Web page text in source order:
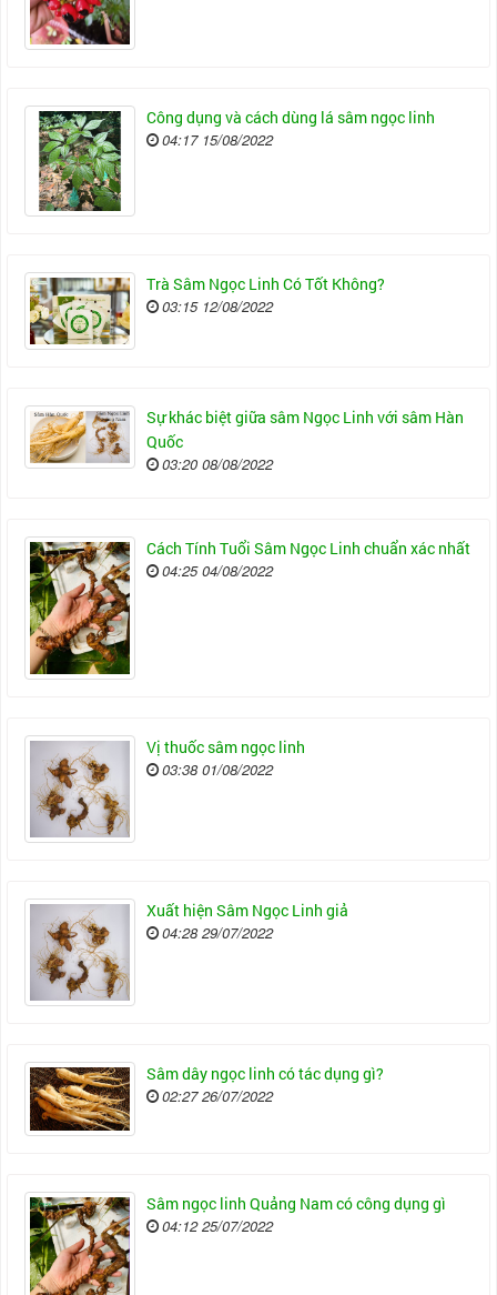
Công dụng và cách dùng lá sâm ngọc linh
04:17 15/08/2022
Trà Sâm Ngọc Linh Có Tốt Không?
03:15 12/08/2022
Sự khác biệt giữa sâm Ngọc Linh với sâm Hàn
Quốc
03:20 08/08/2022
Cách Tính Tuổi Sâm Ngọc Linh chuẩn xác nhất
04:25 04/08/2022
Vị thuốc sâm ngọc linh
03:38 01/08/2022
Xuất hiện Sâm Ngọc Linh giả
04:28 29/07/2022
Sâm dây ngọc linh có tác dụng gì?
02:27 26/07/2022
Sâm ngọc linh Quảng Nam có công dụng gì
04:12 25/07/2022